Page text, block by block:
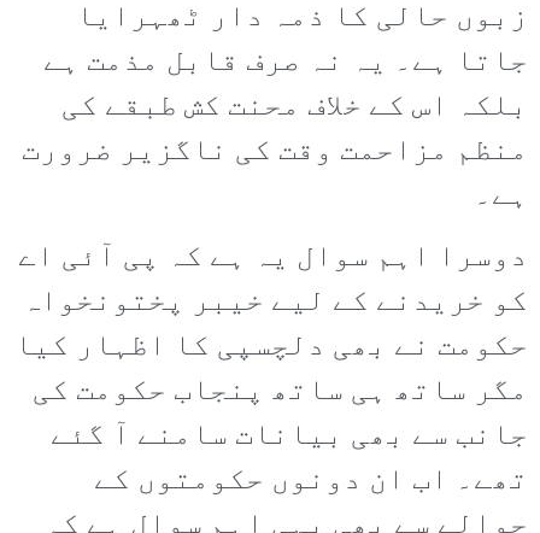
زبوں حالی کا ذمہ دار ٹھہرایا
جاتا ہے۔ یہ نہ صرف قابل مذمت ہے
بلکہ اس کے خلاف محنت کش طبقے کی
منظم مزاحمت وقت کی ناگزیر ضرورت
ہے۔
دوسرا اہم سوال یہ ہے کہ پی آئی اے
کو خریدنے کے لیے خیبر پختونخواہ
حکومت نے بھی دلچسپی کا اظہار کیا
مگر ساتھ ہی ساتھ پنجاب حکومت کی
جانب سے بھی بیانات سامنے آ گئے
تھے۔ اب ان دونوں حکومتوں کے